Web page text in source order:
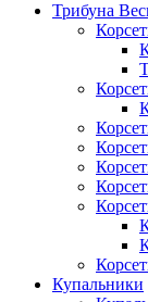
Трибуна
Купальники